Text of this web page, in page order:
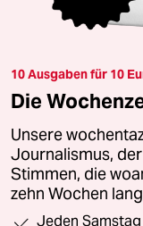
10 Ausgaben für 10
Die
Unsere
Journalismus,
Stimmen, die
zehn Wochen
Jeden